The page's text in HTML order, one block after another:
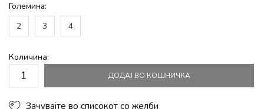
Големина:
2
3 4
Количина:
ДОДАЈ ВО КОШНИЧКА
Зачувајте во списокот со желби